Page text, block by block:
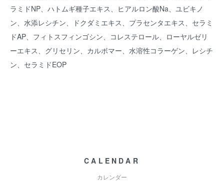
ラミドNP、ハトムギ種子エキス、ヒアルロン酸Na、ユビキノ
ン、水添レシチン、ドクダミエキス、プラセンタエキス、セラミ
ドAP、フィトスフィンゴシン、コレステロール、ローヤルゼリ
ーエキス、グリセリン、カルボマー、水溶性コラーゲン、レシチ
ン、セラミドEOP
CALENDAR
カレンダー